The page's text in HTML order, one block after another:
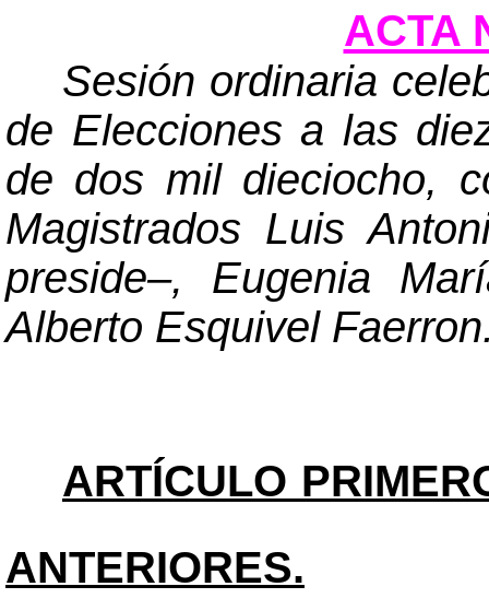
ACTA
Sesión ordinaria
de Elecciones a las
de dos mil dieciocho,
Magistrados Luis
preside–, Eugenia
Alberto Esquivel
ARTÍCULO
ANTERIORES.